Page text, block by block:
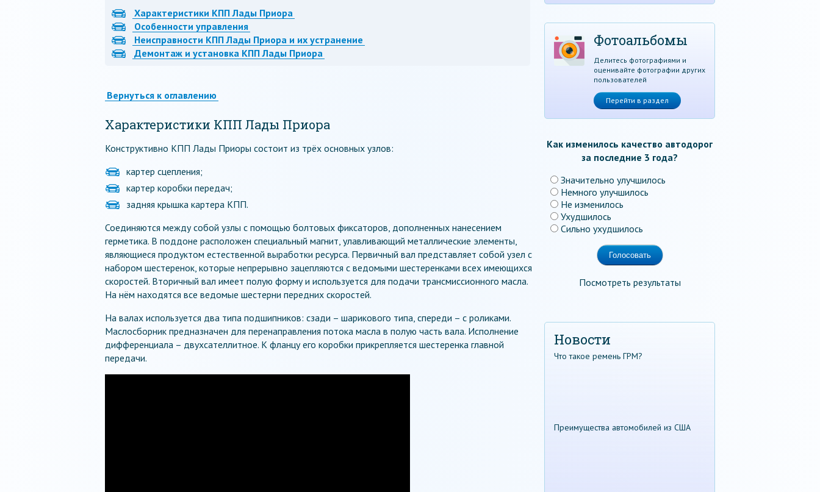
Характеристики КПП Лады Приора
Особенности управления
Неисправности КПП Лады Приора и их устранение
Демонтаж и установка КПП Лады Приора
Вернуться к оглавлению
Характеристики КПП Лады Приора
Конструктивно КПП Лады Приоры состоит из трёх основных узлов:
картер сцепления;
картер коробки передач;
задняя крышка картера КПП.
Соединяются между собой узлы с помощью болтовых фиксаторов, дополненных нанесением
герметика. В поддоне расположен специальный магнит, улавливающий металлические элементы,
являющиеся продуктом естественной выработки ресурса. Первичный вал представляет собой узел с
набором шестеренок, которые непрерывно зацепляются с ведомыми шестеренками всех имеющихся
скоростей. Вторичный вал имеет полую форму и используется для подачи трансмиссионного масла.
На нём находятся все ведомые шестерни передних скоростей.
На валах используется два типа подшипников: сзади – шарикового типа, спереди – с роликами.
Маслосборник предназначен для перенаправления потока масла в полую часть вала. Исполнение
дифференциала – двухсателлитное. К фланцу его коробки прикрепляется шестеренка главной
передачи.
Фотоальбомы
Делитесь фотографиями и
оценивайте фотографии других
пользователей
Перейти в раздел
Как изменилось качество автодорог
за последние 3 года?
Значительно улучшилось
Немного улучшилось
Не изменилось
Ухудшилось
Сильно ухудшилось
Посмотреть результаты
Новости
Что такое ремень ГРМ?
Преимущества автомобилей из США